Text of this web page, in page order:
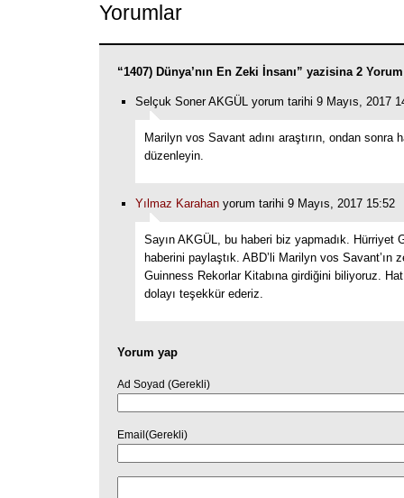
Yorumlar
“1407) Dünya’nın En Zeki İnsanı” yazisina 2
Selçuk Soner AKGÜL yorum tarihi 9 Mayıs, 2017
Marilyn vos Savant adını araştırın, ondan sonra
düzenleyin.
Yılmaz Karahan yorum tarihi 9 Mayıs, 2017 15:52
Sayın AKGÜL, bu haberi biz yapmadık. Hürriyet
haberini paylaştık. ABD’li Marilyn vos Savant’ın
Guinness Rekorlar Kitabına girdiğini biliyoruz.
dolayı teşekkür ederiz.
Yorum yap
Ad Soyad (Gerekli)
Email(Gerekli)